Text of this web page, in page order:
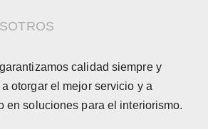
calidad siempre y
otorgar el mejor servicio y a
en soluciones para el interiorismo.